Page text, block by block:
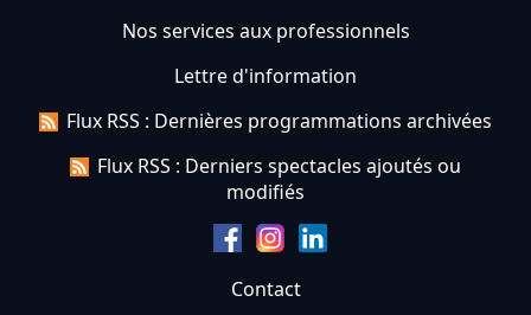
Nos services aux professionnels
Lettre d'information
Flux RSS : Dernières programmations archivées
Flux RSS : Derniers spectacles ajoutés ou
modifiés
Contact